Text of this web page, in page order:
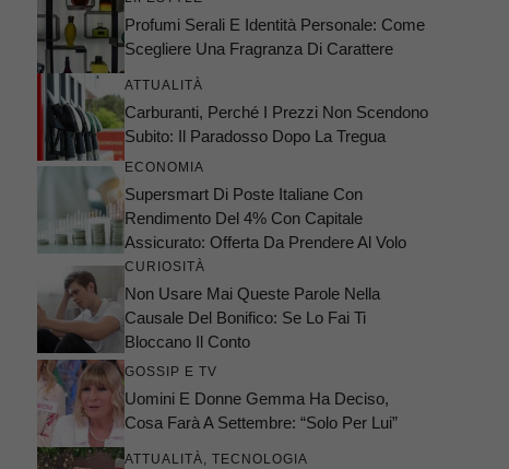
Profumi Serali E Identità Personale: Come
Scegliere Una Fragranza Di Carattere
ATTUALITÀ
Carburanti, Perché I Prezzi Non Scendono
Subito: Il Paradosso Dopo La Tregua
ECONOMIA
Supersmart Di Poste Italiane Con
Rendimento Del 4% Con Capitale
Assicurato: Offerta Da Prendere Al Volo
CURIOSITÀ
Non Usare Mai Queste Parole Nella
Causale Del Bonifico: Se Lo Fai Ti
Bloccano Il Conto
GOSSIP E TV
Uomini E Donne Gemma Ha Deciso,
Cosa Farà A Settembre: “Solo Per Lui”
ATTUALITÀ, TECNOLOGIA